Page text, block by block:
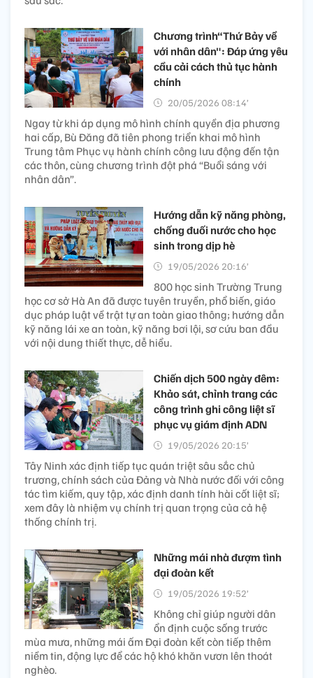
Chương trình“Thứ Bảy về
với nhân dân": Đáp ứng yêu
cầu cải cách thủ tục hành
chính
20/05/2026 08:14’
Ngay từ khi áp dụng mô hình chính quyền địa phương
hai cấp, Bù Đăng đã tiên phong triển khai mô hình
Trung tâm Phục vụ hành chính công lưu động đến tận
các thôn, cùng chương trình đột phá “Buổi sáng với
nhân dân”.
Hướng dẫn kỹ năng phòng,
chống đuối nước cho học
sinh trong dịp hè
19/05/2026 20:16’
800 học sinh Trường Trung
học cơ sở Hà An đã được tuyên truyền, phổ biến, giáo
dục pháp luật về trật tự an toàn giao thông; hướng dẫn
kỹ năng lái xe an toàn, kỹ năng bơi lội, sơ cứu ban đầu
với nội dung thiết thực, dễ hiểu.
Chiến dịch 500 ngày đêm:
Khảo sát, chỉnh trang các
công trình ghi công liệt sĩ
phục vụ giám định ADN
19/05/2026 20:15’
Tây Ninh xác định tiếp tục quán triệt sâu sắc chủ
trương, chính sách của Đảng và Nhà nước đối với công
tác tìm kiếm, quy tập, xác định danh tính hài cốt liệt sĩ;
xem đây là nhiệm vụ chính trị quan trọng của cả hệ
thống chính trị.
Những mái nhà đượm tình
đại đoàn kết
19/05/2026 19:52’
Không chỉ giúp người dân
ổn định cuộc sống trước
mùa mưa, những mái ấm Đại đoàn kết còn tiếp thêm
niềm tin, động lực để các hộ khó khăn vươn lên thoát
nghèo.